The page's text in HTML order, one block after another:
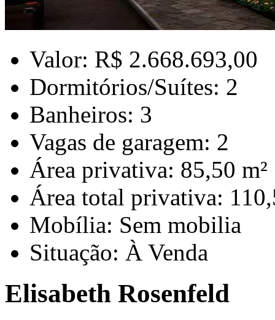
Valor: R$ 2.668.693,00
Dormitórios/Suítes: 2
Banheiros: 3
Vagas de garagem: 2
Área privativa: 85,50 m²
Área total privativa:
Mobília: Sem mobilia
Situação: À Venda
Elisabeth Rosenfeld